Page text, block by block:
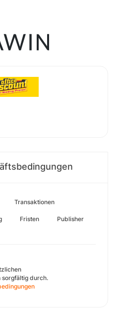
Transaktionen
Fristen Publisher
sorgfältig durch.